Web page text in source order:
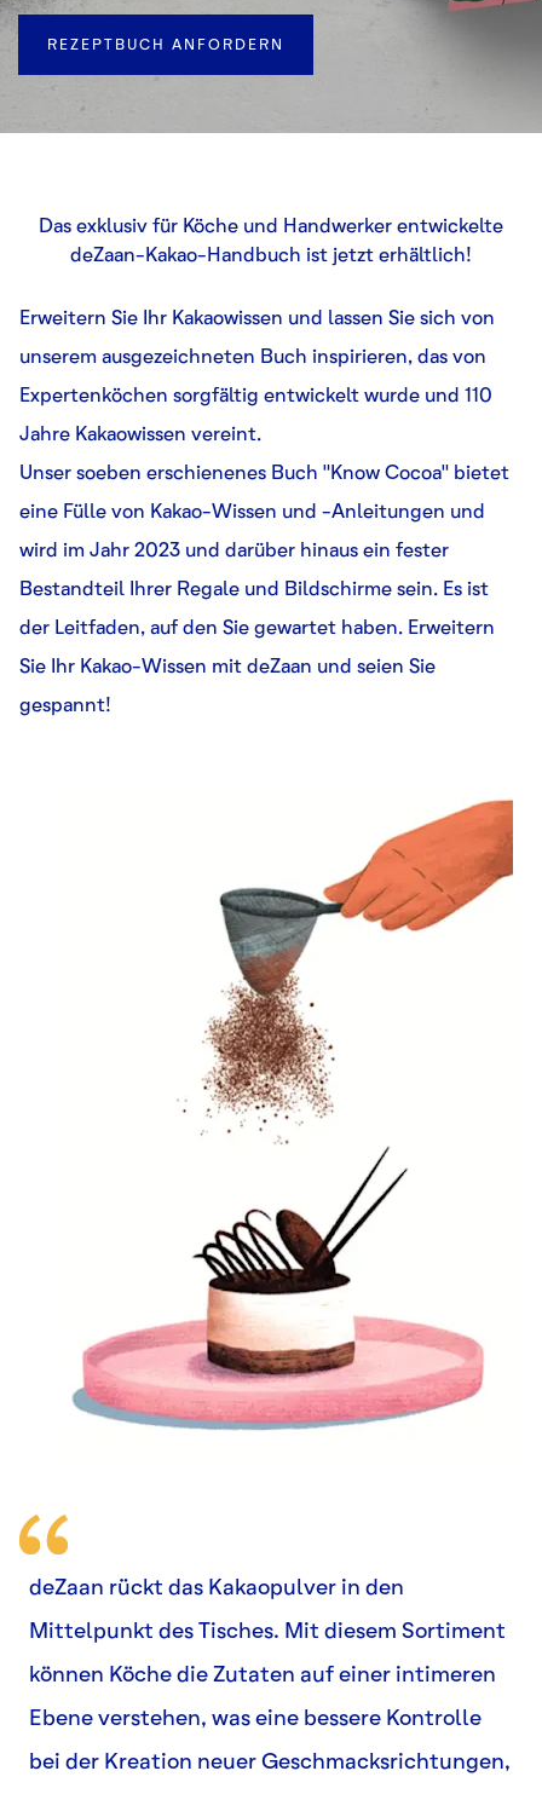
REZEPTBUCH ANFORDERN
Das exklusiv für Köche und Handwerker entwickelte
deZaan-Kakao-Handbuch ist jetzt erhältlich!
Erweitern Sie Ihr Kakaowissen und lassen Sie sich von
unserem ausgezeichneten Buch inspirieren, das von
Expertenköchen sorgfältig entwickelt wurde und 110
Jahre Kakaowissen vereint.
Unser soeben erschienenes Buch "Know Cocoa" bietet
eine Fülle von Kakao-Wissen und -Anleitungen und
wird im Jahr 2023 und darüber hinaus ein fester
Bestandteil Ihrer Regale und Bildschirme sein. Es ist
der Leitfaden, auf den Sie gewartet haben. Erweitern
Sie Ihr Kakao-Wissen mit deZaan und seien Sie
gespannt!
deZaan rückt das Kakaopulver in den
Mittelpunkt des Tisches. Mit diesem Sortiment
können Köche die Zutaten auf einer intimeren
Ebene verstehen, was eine bessere Kontrolle
bei der Kreation neuer Geschmacksrichtungen,